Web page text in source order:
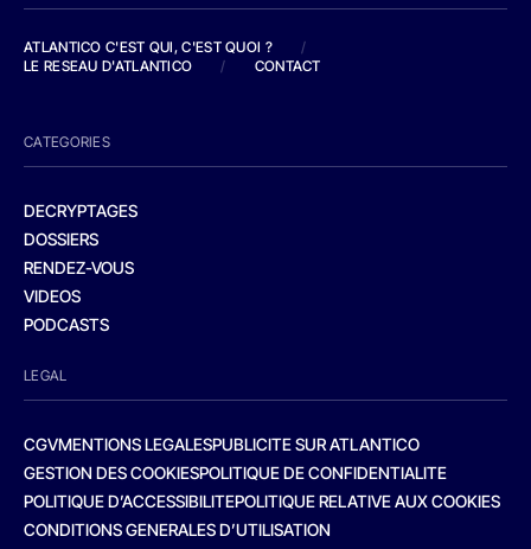
ATLANTICO C'EST QUI, C'EST QUOI ?
/
LE RESEAU D'ATLANTICO
/ CONTACT
CATEGORIES
DECRYPTAGES
DOSSIERS
RENDEZ-VOUS
VIDEOS
PODCASTS
LEGAL
CGVMENTIONS LEGALESPUBLICITE SUR ATLANTICO
GESTION DES COOKIESPOLITIQUE DE CONFIDENTIALITE
POLITIQUE D’ACCESSIBILITEPOLITIQUE RELATIVE AUX COOKIES
CONDITIONS GENERALES D’UTILISATION